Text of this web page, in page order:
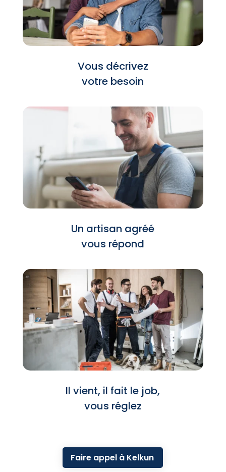
Vous décrivez
votre besoin
Un artisan agréé
vous répond
Il vient, il fait le job,
vous réglez
Faire appel à Kelkun